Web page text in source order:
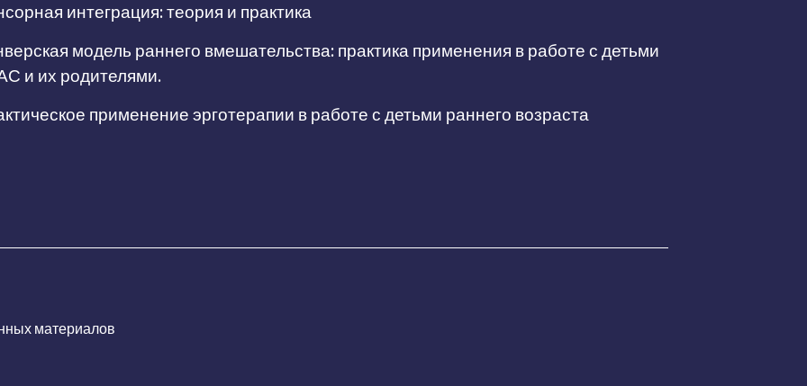
интеграция: теория и практика
модель раннего вмешательства: практика применения в работе с детьми
и их родителями.
применение эрготерапии в работе с детьми раннего возраста
материалов